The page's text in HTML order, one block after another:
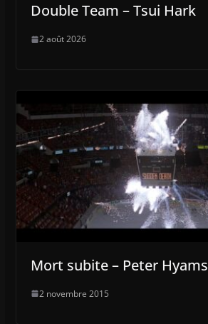
Double Team – Tsui Hark
2 août 2026
Mort subite – Peter Hyams
2 novembre 2015